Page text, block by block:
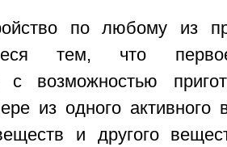
по любому из
тем, что
с возможностью
из одного активного
и другого